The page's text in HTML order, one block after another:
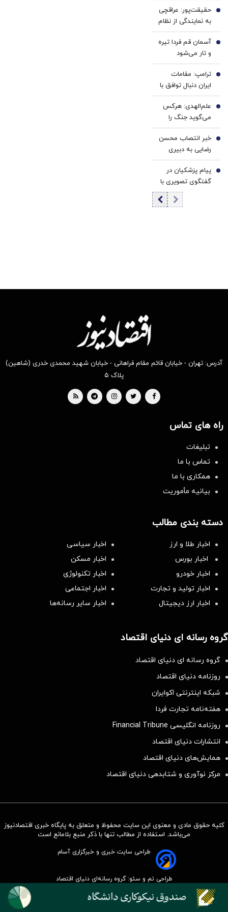
نظرسنجی تازه
خبرساز شد
حقیقت‌پور: عراقچی
به نمایندگی از نظام
مذاکره می‌کند؛
تصمیم شخصی
پزشکیان نیست/
برخی مواضع رهبری
را گزینشی
می‌پذیرند
2
آسمان قم فردا تیره
و تار می‌شود
3
ترامپ: مقامات
ایران دنبال توافق با
واشنگتن هستند
4
علم‌الهدی: هرکس
می‌گوید جنگ را
تمام کنیم یا منافق
است یا قلب مریض
دارد
5
خبر انتصاب محسن
رضایی به دبیری
شعام تکذیب
شد؟/ توضیح مهم
خبرگزاری فارس
6
پیام پزشکیان در
گفتگوی تصویری با
مرد نامرئی: من
هستم! | یک اقدام
7
آدرس: تهران - خیابان قائم مقام فراهانی - خیابان شهید محمدی خدری (شاهین)
پلاک ۵
راه های تماس
تبلیغات
تماس با ما
همکاری با ما
بیانیه مأموریت
دسته بندی مطالب
اخبار طلا و ارز
اخبار سیاسی
اخبار بورس
اخبار مسکن
اخبار خودرو
اخبار تکنولوژی
اخبار تولید و تجارت
اخبار اجتماعی
اخبار ارز دیجیتال
اخبار سایر رسانه‌‌ها
گروه رسانه ای دنیای اقتصاد
گروه رسانه ای دنیای اقتصاد
روزنامه دنیای اقتصاد
شبکه اینترنتی اکوایران
هفته‌نامه تجارت فردا
روزنامه انگلیسی Financial Tribune
انتشارات دنیای اقتصاد
همایش‌های دنیای اقتصاد
مرکز نوآوری و شتابدهی دنیای اقتصاد
کلیه حقوق مادی و معنوی این سایت محفوظ و متعلق به پایگاه خبری اقتصادنیوز
می‌باشد. استفاده از مطالب تنها با ذکر منبع بلامانع است
طراحی سایت خبری و خبرگزاری آسام
طراحی تم و سئو: گروه رسانه‌ای دنیای اقتصاد